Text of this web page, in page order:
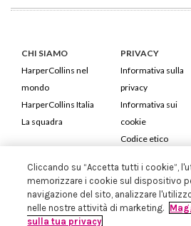
CHI SIAMO
HarperCollins nel
mondo
HarperCollins Italia
La squadra
PRIVACY
Informativa sulla
privacy
Informativa sui
cookie
Codice etico
HarperCollins Italia S.p.A. Viale
Cod. Fiscale e P.IVA
Iscritta in Milano al Registro delle imprese
Cliccando su “Accetta tutti i cookie”,
memorizzare i cookie sul dispositivo
navigazione del sito, analizzare
nelle nostre attività di marketing.
sulla tua privacy